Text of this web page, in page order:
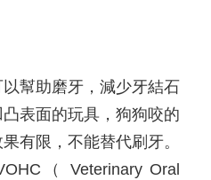
幫助磨牙，減少牙結石
表面的玩具，狗狗咬的
有限，不能替代刷牙。
（ Veterinary Oral